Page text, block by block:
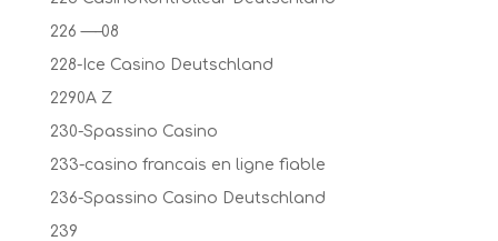
226 —–08
228-Ice Casino Deutschland
2290A Z
230-Spassino Casino
233-casino francais en ligne fiable
236-Spassino Casino Deutschland
239